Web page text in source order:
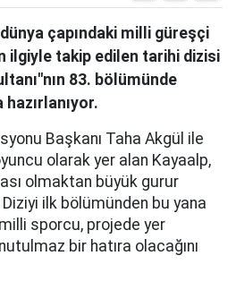
çapındaki milli güreşçi
ilgiyle takip edilen tarihi dizisi
83. bölümünde
Başkanı Taha Akgül ile
olarak yer alan Kayaalp,
olmaktan büyük gurur
ilk bölümünden bu yana
sporcu, projede yer
bir hatıra olacağını